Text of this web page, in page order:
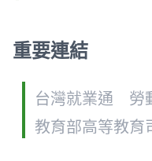
重要連結
台灣就業通
勞
教育部高等教育